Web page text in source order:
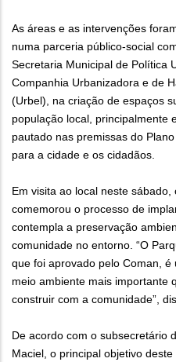
As áreas e as intervenções
numa parceria público-social
Secretaria Municipal de Política
Companhia Urbanizadora e de
(Urbel), na criação de espaços
população local, principalmente
pautado nas premissas do
para a cidade e os cidadãos.
Em visita ao local neste
comemorou o processo de
contempla a preservação
comunidade no entorno. “O
que foi aprovado pelo Coman,
meio ambiente mais importante
construir com a comunidade”,
De acordo com o subsecretário
Maciel, o principal objetivo